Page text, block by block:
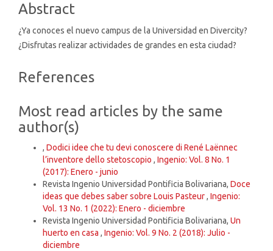
Abstract
¿Ya conoces el nuevo campus de la Universidad en Divercity?
¿Disfrutas realizar actividades de grandes en esta ciudad?
Article
References
Most read articles by the same
author(s)
, Dodici idee che tu devi conoscere di René Laënnec
l’inventore dello stetoscopio , Ingenio: Vol. 8 No. 1
(2017): Enero - junio
Revista Ingenio Universidad Pontificia Bolivariana, Doce
ideas que debes saber sobre Louis Pasteur, Ingenio:
Vol. 13 No. 1 (2022): Enero - diciembre
Revista Ingenio Universidad Pontificia Bolivariana, Un
huerto en casa , Ingenio: Vol. 9 No. 2 (2018): Julio -
diciembre